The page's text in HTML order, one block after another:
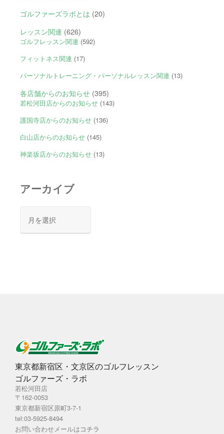
ゴルファーズラボとは (20)
レッスン関連 (626)
ゴルフレッスン関連 (592)
フィットネス関連 (17)
パーソナルトレーニング・パーソナルレッスン関連 (13)
各店舗からのお知らせ(395)
若松河田店からのお知らせ(143)
護国寺店からのお知らせ(136)
白山店からのお知らせ(145)
神楽坂店からのお知らせ(13)
アーカイブ
カ
東京都新宿区・文京区のゴルフレッスン
ゴルファーズ・ラボ
若松河田店
〒162-0053
東京都新宿区原町3-7-1
tel:03-5925-8494
お問い合わせメールはコチラ